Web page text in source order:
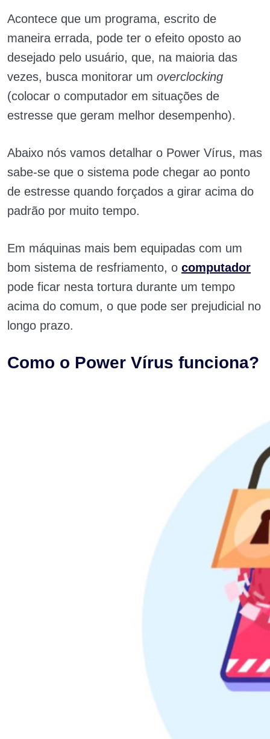
Acontece que um programa, escrito de
maneira errada, pode ter o efeito oposto ao
desejado pelo usuário, que, na maioria das
vezes, busca monitorar um overclocking
(colocar o computador em situações de
estresse que geram melhor desempenho).
Abaixo nós vamos detalhar o Power Vírus, mas
sabe-se que o sistema pode chegar ao ponto
de estresse quando forçados a girar acima do
padrão por muito tempo.
Em máquinas mais bem equipadas com um
bom sistema de resfriamento, o computador
pode ficar nesta tortura durante um tempo
acima do comum, o que pode ser prejudicial no
longo prazo.
Como o Power Vírus funciona?